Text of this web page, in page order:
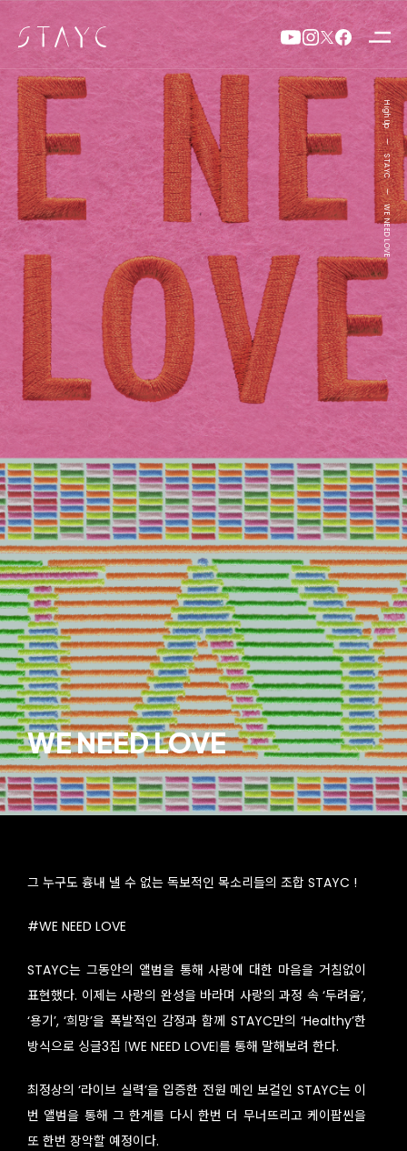
WE NEED LOVE
그 누구도 흉내 낼 수 없는 독보적인 목소리들의 조합 STAYC !
#WE NEED LOVE
STAYC는 그동안의 앨범을 통해 사랑에 대한 마음을 거침없이
표현했다. 이제는 사랑의 완성을 바라며 사랑의 과정 속 ‘두려움’,
‘용기’, ‘희망’을 폭발적인 감정과 함께 STAYC만의 ‘Healthy’한
방식으로 싱글3집 [WE NEED LOVE]를 통해 말해보려 한다.
최정상의 ‘라이브 실력’을 입증한 전원 메인 보컬인 STAYC는 이
번 앨범을 통해 그 한계를 다시 한번 더 무너뜨리고 케이팝씬을
또 한번 장악할 예정이다.
High Up
—
STAYC
—
WE NEED LOVE